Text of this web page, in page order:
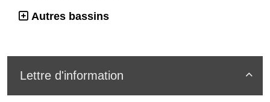
Autres bassins

Lettre d'information